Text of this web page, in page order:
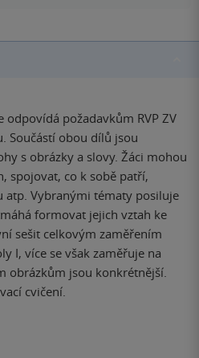
požadavkům RVP ZV
Součástí obou dílů jsou
s obrázky a slovy. Žáci mohou
spojovat, co k sobě patří,
atp. Vybranými tématy posiluje
formovat jejich vztah ke
sešit celkovým zaměřením
I, více se však zaměřuje na
obrázkům jsou konkrétnější.
cvičení.